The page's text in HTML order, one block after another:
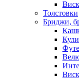
Толстовки
Бриджи,